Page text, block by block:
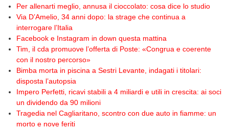
Per allenarti meglio, annusa il cioccolato: cosa dice lo studio
Via D’Amelio, 34 anni dopo: la strage che continua a
interrogare l’Italia
Facebook e Instagram in down questa mattina
Tim, il cda promuove l’offerta di Poste: «Congrua e coerente
con il nostro percorso»
Bimba morta in piscina a Sestri Levante, indagati i titolari:
disposta l’autopsia
Impero Perfetti, ricavi stabili a 4 miliardi e utili in crescita: ai soci
un dividendo da 90 milioni
Tragedia nel Cagliaritano, scontro con due auto in fiamme: un
morto e nove feriti